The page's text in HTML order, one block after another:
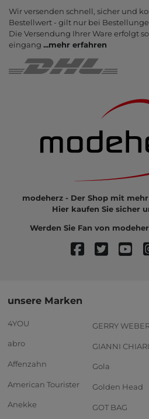
Wir versenden schnell, sicher und
Bestell­wert - gilt nur bei
Die Ver­sendung Ihrer Ware er­folgt
eingang ...mehr erfahren
modeherz - Der Shop mit
Hier kaufen Sie sicher
Werden Sie Fan von
unsere Marken
4YOU
abro
Affenzahn
American Tourister
Anekke
GERRY
GIANNI
Gola
Golden Head
GOT BAG